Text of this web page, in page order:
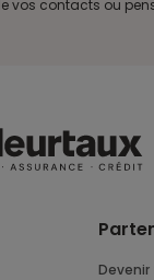
vos contacts ou